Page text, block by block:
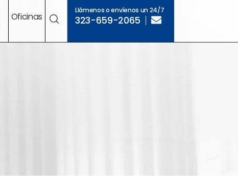
Oficinas
Llámenos o envíenos un 24/7
323-659-2065